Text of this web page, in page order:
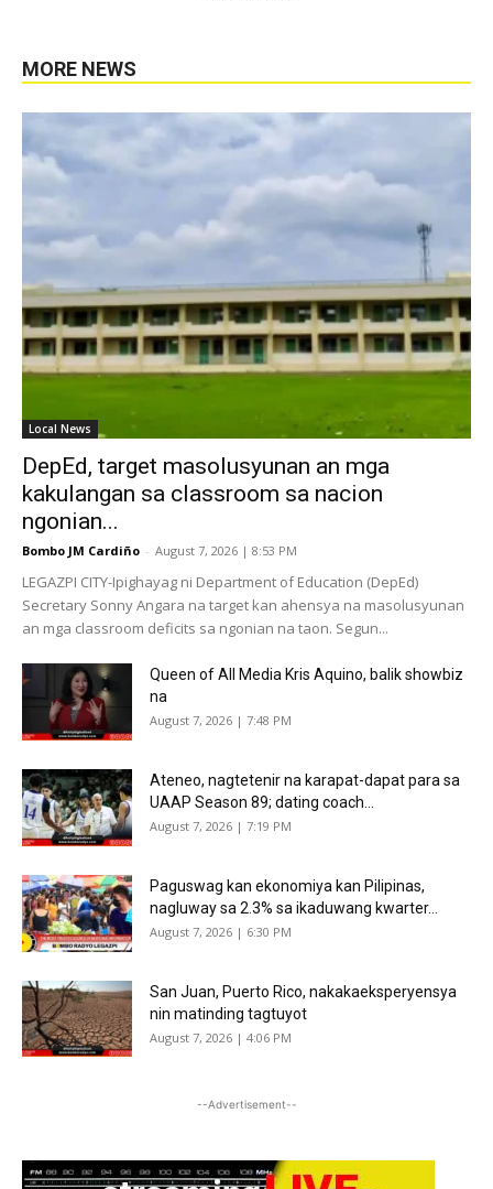
MORE NEWS
Local News
DepEd, target masolusyunan an mga
kakulangan sa classroom sa nacion
ngonian...
Bombo JM Cardiño - August 7, 2026 | 8:53 PM
LEGAZPI CITY-Ipighayag ni Department of Education (DepEd)
Secretary Sonny Angara na target kan ahensya na masolusyunan
an mga classroom deficits sa ngonian na taon. Segun...
Queen of All Media Kris Aquino, balik showbiz
na
August 7, 2026 | 7:48 PM
Ateneo, nagtetenir na karapat-dapat para sa
UAAP Season 89; dating coach...
August 7, 2026 | 7:19 PM
Paguswag kan ekonomiya kan Pilipinas,
nagluway sa 2.3% sa ikaduwang kwarter...
August 7, 2026 | 6:30 PM
San Juan, Puerto Rico, nakakaeksperyensya
nin matinding tagtuyot
August 7, 2026 | 4:06 PM
--Advertisement--